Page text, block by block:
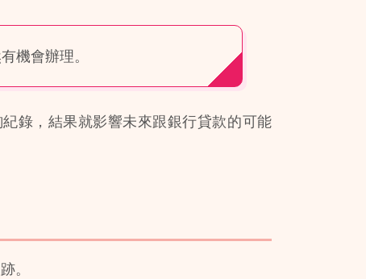
機會辦理。
錄，結果就影響未來跟銀行貸款的可能
。